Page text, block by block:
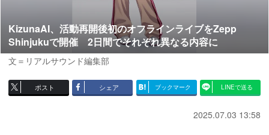
KizunaAI、活動再開後初のオフラインライブをZepp
Shinjukuで開催 2日間でそれぞれ異なる内容に
文＝リアルサウンド編集部
ポスト シェア ブックマーク LINEで送る
2025.07.03 13:58